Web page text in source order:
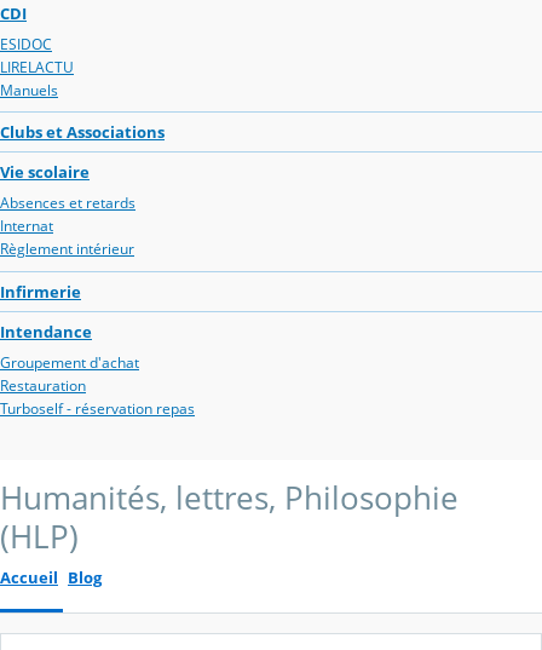
CDI
ESIDOC
LIRELACTU
Manuels
Clubs et Associations
Vie scolaire
Absences et retards
Internat
Règlement intérieur
Infirmerie
Intendance
Groupement d'achat
Restauration
Turboself - réservation repas
Humanités, lettres, Philosophie
(HLP)
Accueil Blog